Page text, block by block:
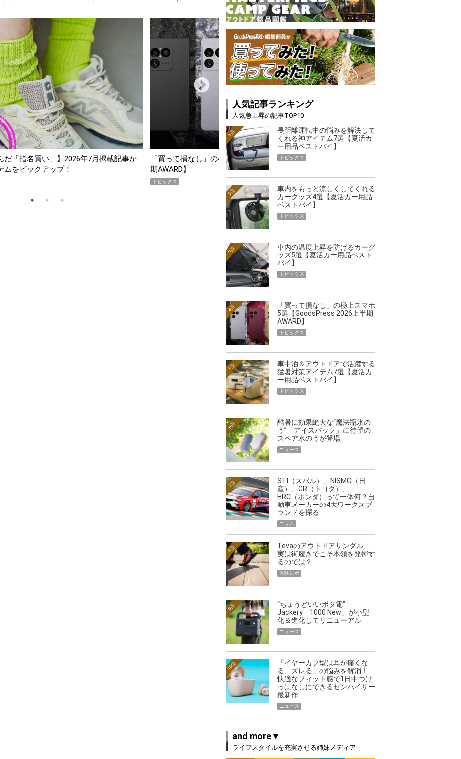
「買って損なし」の極上スマホ5選【GoodsPress 2026上半
期AWARD】
薄着になる季節の夏こそ“映える”タフな腕時計を。G-
SHOCK「GRAVITYMASTER」は本当に機能も見た…
人気記事ランキング
人気急上昇の記事TOP10
長距離運転中の悩みを解決して
くれる神アイテム7選【夏活カ
ー用品ベストバイ】
1位
トピックス
車内をもっと涼しくしてくれる
カーグッズ4選【夏活カー用品
ベストバイ】
2位
トピックス
車内の温度上昇を防げるカーグ
ッズ5選【夏活カー用品ベスト
バイ】
3位
トピックス
「買って損なし」の極上スマホ
5選【GoodsPress 2026上半期
AWARD】
4位
トピックス
車中泊＆アウトドアで活躍する
猛暑対策アイテム7選【夏活カ
ー用品ベストバイ】
5位
トピックス
酷暑に効果絶大な“魔法瓶氷の
う”「アイスパック」に待望の
スペア氷のうが登場
6位
ニュース
STI（スバル）、NISMO（日
産）、GR（トヨタ）、
HRC（ホンダ）って一体何？自
動車メーカーの4大ワークスブ
ランドを探る
7位
コラム
Tevaのアウトドアサンダル、
実は街履きでこそ本領を発揮す
るのでは？
8位
体験レポ
“ちょうどいいポタ電”
Jackery「1000 New」が小型
化＆進化してリニューアル
9位
ニュース
「イヤーカフ型は耳が痛くな
る、ズレる」の悩みを解消！
快適なフィット感で1日中つけ
っぱなしにできるゼンハイザー
最新作
10位
ニュース
and more▼
ライフスタイルを充実させる姉妹メディア